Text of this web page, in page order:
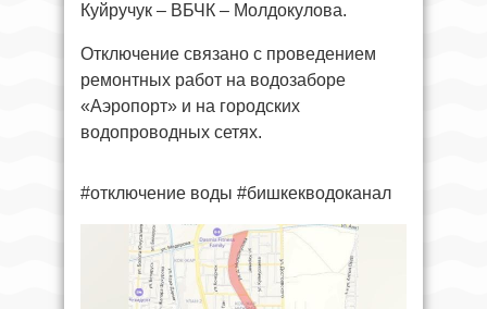
Куйручук – ВБЧК – Молдокулова.
Отключение связано с проведением
ремонтных работ на водозаборе
«Аэропорт» и на городских
водопроводных сетях.
#отключение воды #бишкекводоканал